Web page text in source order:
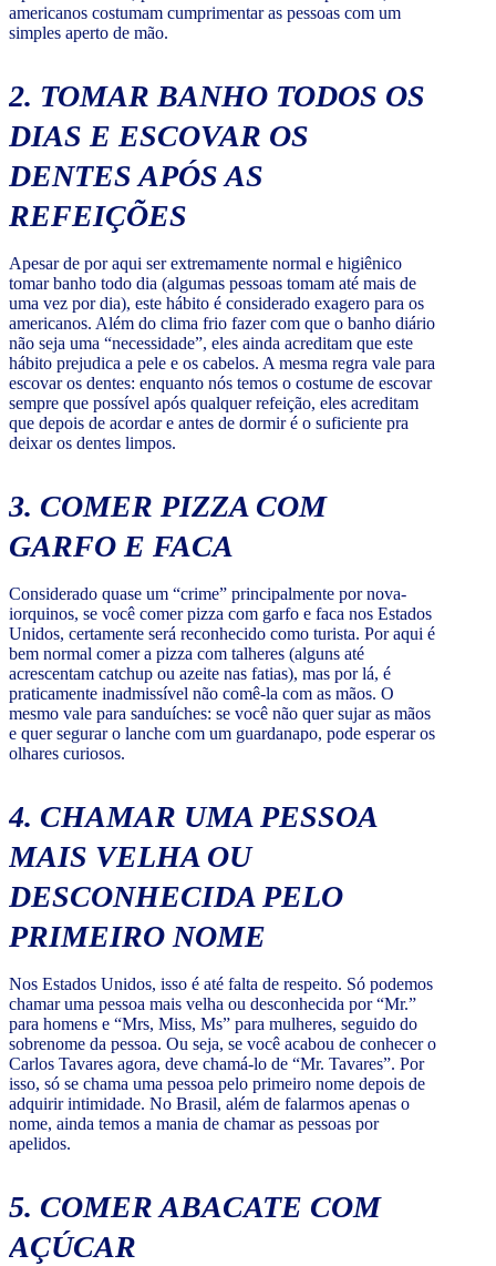
americanos costumam cumprimentar as pessoas com um
simples aperto de mão.
2. TOMAR BANHO TODOS OS
DIAS E ESCOVAR OS
DENTES APÓS AS
REFEIÇÕES
Apesar de por aqui ser extremamente normal e higiênico
tomar banho todo dia (algumas pessoas tomam até mais de
uma vez por dia), este hábito é considerado exagero para os
americanos. Além do clima frio fazer com que o banho diário
não seja uma “necessidade”, eles ainda acreditam que este
hábito prejudica a pele e os cabelos. A mesma regra vale para
escovar os dentes: enquanto nós temos o costume de escovar
sempre que possível após qualquer refeição, eles acreditam
que depois de acordar e antes de dormir é o suficiente pra
deixar os dentes limpos.
3. COMER PIZZA COM
GARFO E FACA
Considerado quase um “crime” principalmente por nova-
iorquinos, se você comer pizza com garfo e faca nos Estados
Unidos, certamente será reconhecido como turista. Por aqui é
bem normal comer a pizza com talheres (alguns até
acrescentam catchup ou azeite nas fatias), mas por lá, é
praticamente inadmissível não comê-la com as mãos. O
mesmo vale para sanduíches: se você não quer sujar as mãos
e quer segurar o lanche com um guardanapo, pode esperar os
olhares curiosos.
4. CHAMAR UMA PESSOA
MAIS VELHA OU
DESCONHECIDA PELO
PRIMEIRO NOME
Nos Estados Unidos, isso é até falta de respeito. Só podemos
chamar uma pessoa mais velha ou desconhecida por “Mr.”
para homens e “Mrs, Miss, Ms” para mulheres, seguido do
sobrenome da pessoa. Ou seja, se você acabou de conhecer o
Carlos Tavares agora, deve chamá-lo de “Mr. Tavares”. Por
isso, só se chama uma pessoa pelo primeiro nome depois de
adquirir intimidade. No Brasil, além de falarmos apenas o
nome, ainda temos a mania de chamar as pessoas por
apelidos.
5. COMER ABACATE COM
AÇÚCAR